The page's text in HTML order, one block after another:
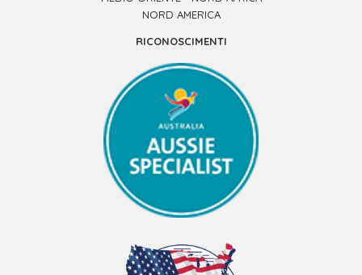
NORD AMERICA
RICONOSCIMENTI